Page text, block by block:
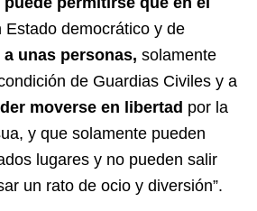
Estado democrático y de
unas personas, solamente
de Guardias Civiles y a
moverse en libertad por la
y que solamente pueden
lugares y no pueden salir
un rato de ocio y diversión”.